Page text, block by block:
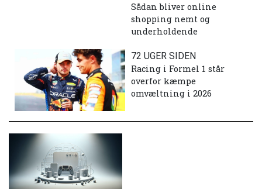
Sådan bliver online
shopping nemt og
underholdende
72 UGER SIDEN
Racing i Formel 1 står
overfor kæmpe
omvæltning i 2026